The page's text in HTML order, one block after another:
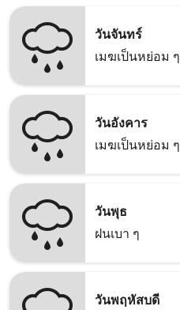
วันจันทร์
เมฆเป็นหย่อม ๆ
วันอังคาร
เมฆเป็นหย่อม ๆ
วันพุธ
ฝนเบา ๆ
วันพฤหัสบดี